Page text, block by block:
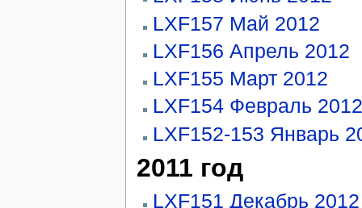
LXF157 Май 2012
LXF156 Апрель 2012
LXF155 Март 2012
LXF154 Февраль 2012
LXF152-153 Январь
2011 год
LXF151 Декабрь 2012